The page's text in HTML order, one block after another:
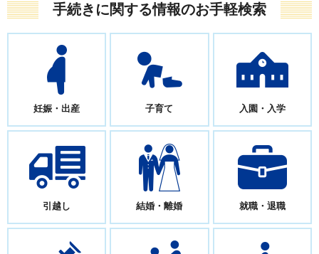
手続きに関する情報のお手軽検索
妊娠・出産 子育て 入園・入学
引越し 結婚・離婚 就職・退職